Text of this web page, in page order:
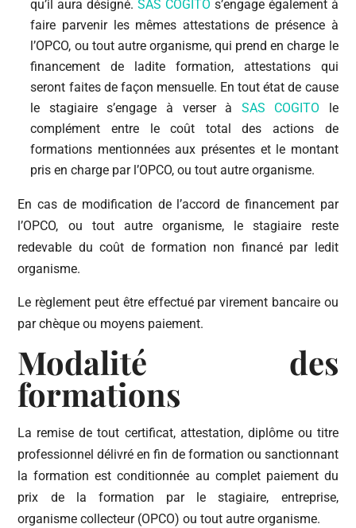
qu’il aura désigné.SAS COGITO s’engage également à
faire parvenir les mêmes attestations de présence à
l’OPCO, ou tout autre organisme, qui prend en charge le
financement de ladite formation, attestations qui
seront faites de façon mensuelle. En tout état de cause
le stagiaire s’engage à verser à SAS COGITO le
complément entre le coût total des actions de
formations mentionnées aux présentes et le montant
pris en charge par l’OPCO, ou tout autre organisme.
En cas de modification de l’accord de financement par
l’OPCO, ou tout autre organisme, le stagiaire reste
redevable du coût de formation non financé par ledit
organisme.
Le règlement peut être effectué par virement bancaire ou
par chèque ou moyens paiement.
Modalité des
formations
La remise de tout certificat, attestation, diplôme ou titre
professionnel délivré en fin de formation ou sanctionnant
la formation est conditionnée au complet paiement du
prix de la formation par le stagiaire, entreprise,
organisme collecteur (OPCO) ou tout autre organisme.